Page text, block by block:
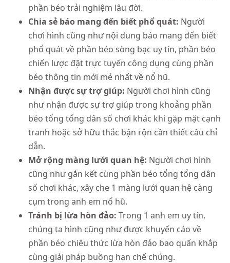
phần béo trải nghiệm lâu đời.
Chia sẻ báo mang đến biết phổ quát: Người
chơi hình cũng như nội dung báo mang đến biết
phổ quát về phần béo sòng bạc uy tín, phần béo
chiến lược đặt trực tuyến công dụng cùng phần
béo thông tin mới mẻ nhất về nổ hũ.
Nhận được sự trợ giúp: Người chơi hình cũng
như nhận được sự trợ giúp trong khoảng phần
béo tổng tổng dân số chơi khác khi gặp mặt cạnh
tranh hoặc sở hữu thắc bận rộn cần thiết câu chỉ
dẫn.
Mở rộng màng lưới quan hệ: Người chơi hình
cũng như gắn kết cùng phần béo tổng tổng dân
số chơi khác, xây che 1 màng lưới quan hệ càng
cụm trong anh em nổ hũ.
Tránh bị lừa hòn đảo: Trong 1 anh em uy tín,
chúng ta hình cũng như được khuyến cáo về
phần béo chiêu thức lừa hòn đảo bao quấn khắp
cùng giải pháp buồng hạn chế chúng.